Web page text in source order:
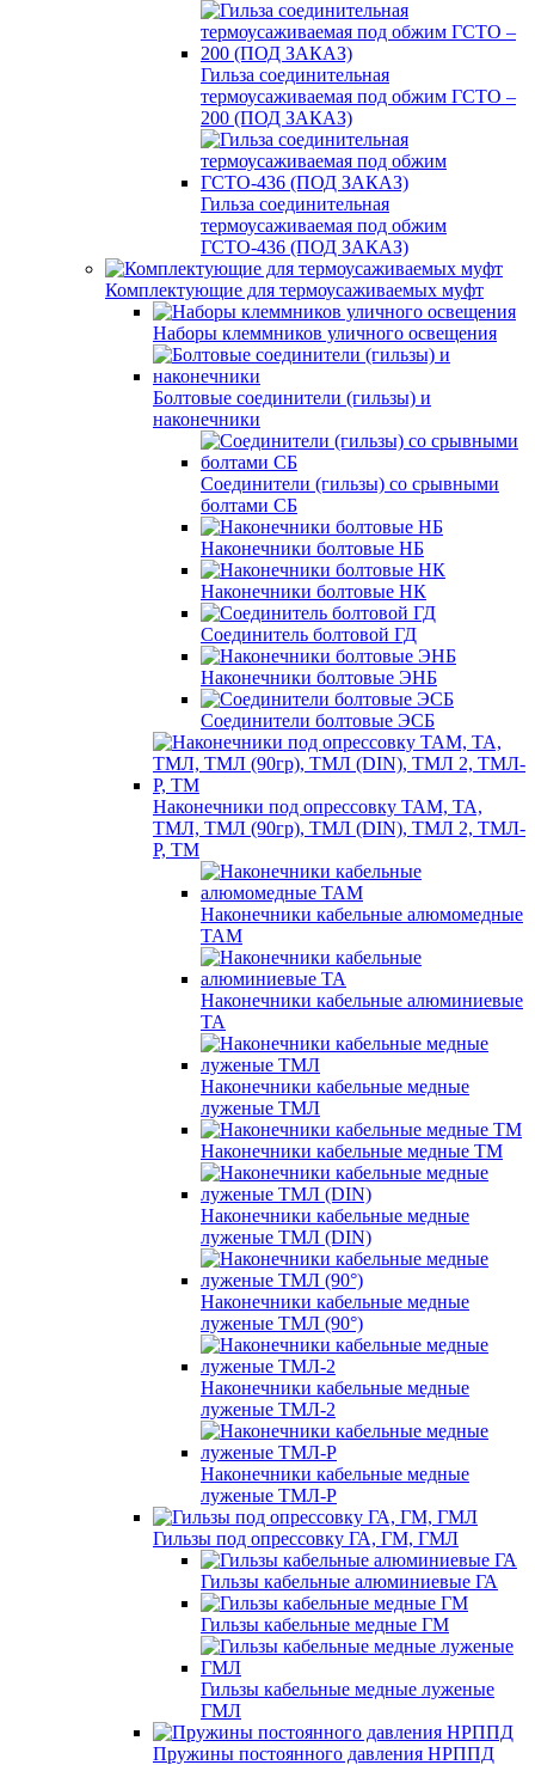
Гильза соединительная
термоусаживаемая под обжим ГСТО –
200 (ПОД ЗАКАЗ)
Гильза соединительная
термоусаживаемая под обжим
ГСТО-436 (ПОД ЗАКАЗ)
Комплектующие для термоусаживаемых муфт
Наборы клеммников уличного освещения
Болтовые соединители (гильзы) и
наконечники
Соединители (гильзы) со срывными
болтами СБ
Наконечники болтовые НБ
Наконечники болтовые НК
Соединитель болтовой ГД
Наконечники болтовые ЭНБ
Соединители болтовые ЭСБ
Наконечники под опрессовку ТАМ, ТА,
ТМЛ, ТМЛ (90гр), ТМЛ (DIN), ТМЛ 2, ТМЛ-
Р, ТМ
Наконечники кабельные алюмомедные
ТАМ
Наконечники кабельные алюминиевые
ТА
Наконечники кабельные медные
луженые ТМЛ
Наконечники кабельные медные ТМ
Наконечники кабельные медные
луженые ТМЛ (DIN)
Наконечники кабельные медные
луженые ТМЛ (90°)
Наконечники кабельные медные
луженые ТМЛ-2
Наконечники кабельные медные
луженые ТМЛ-Р
Гильзы под опрессовку ГА, ГМ, ГМЛ
Гильзы кабельные алюминиевые ГА
Гильзы кабельные медные ГМ
Гильзы кабельные медные луженые
ГМЛ
Пружины постоянного давления НРППД